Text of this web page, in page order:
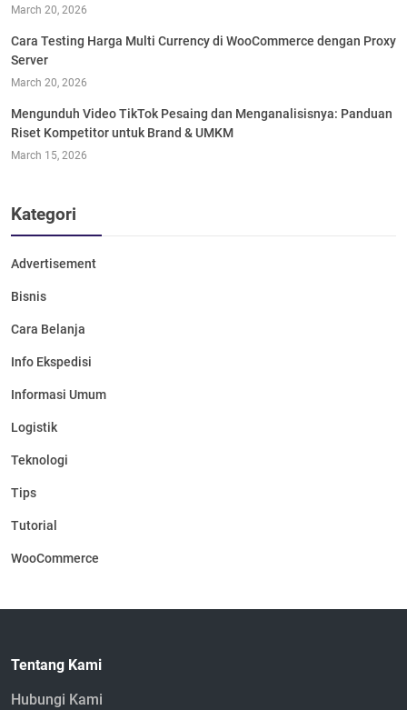
March 20, 2026
Cara Testing Harga Multi Currency di WooCommerce dengan Proxy
Server
March 20, 2026
Mengunduh Video TikTok Pesaing dan Menganalisisnya: Panduan
Riset Kompetitor untuk Brand & UMKM
March 15, 2026
Kategori
Advertisement
Bisnis
Cara Belanja
Info Ekspedisi
Informasi Umum
Logistik
Teknologi
Tips
Tutorial
WooCommerce
Tentang Kami
Hubungi Kami